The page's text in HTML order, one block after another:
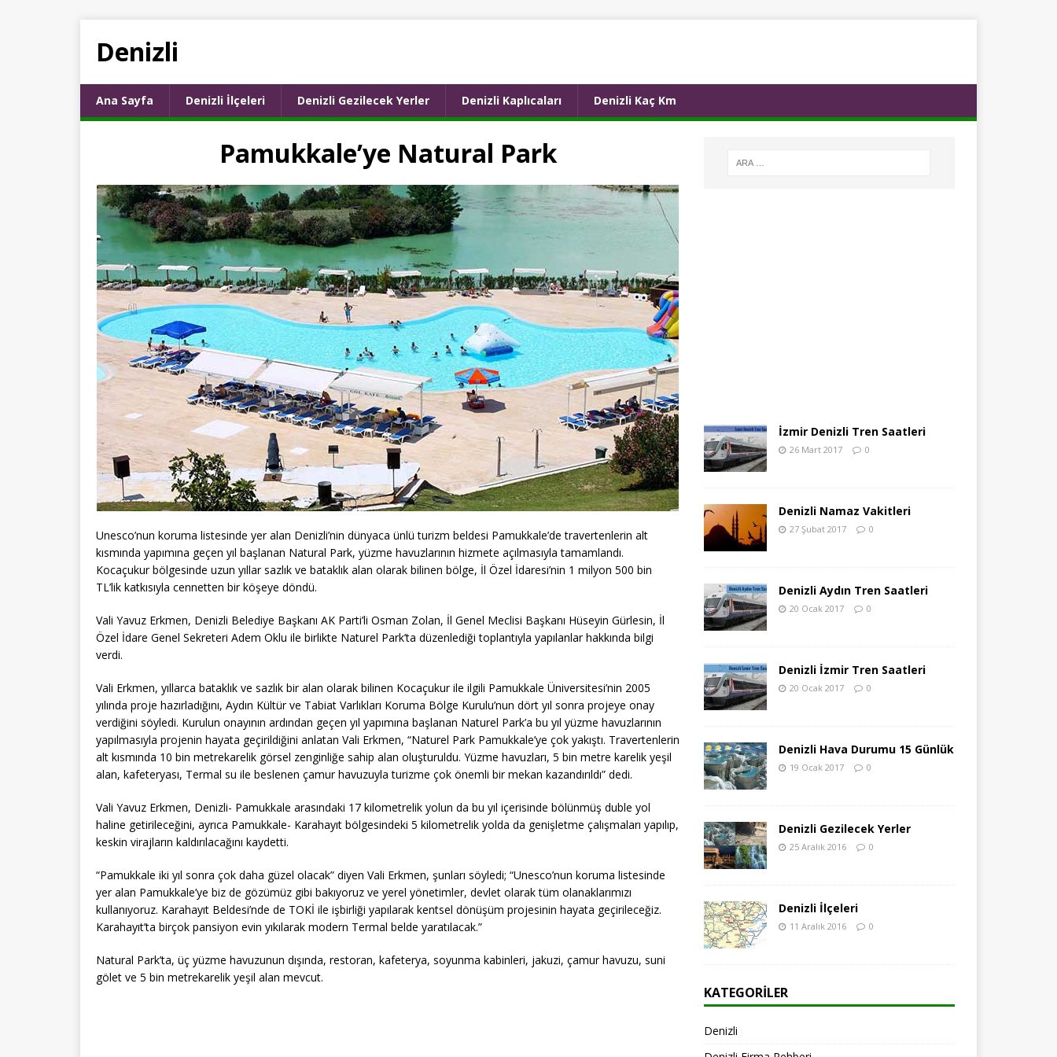
Denizli
Ana Sayfa Denizli İlçeleri Denizli Gezilecek Yerler Denizli Kaplıcaları Denizli Kaç Km
Pamukkale’ye Natural Park
Unesco’nun koruma listesinde yer alan Denizli’nin dünyaca ünlü turizm beldesi Pamukkale’de travertenlerin alt
kısmında yapımına geçen yıl başlanan Natural Park, yüzme havuzlarının hizmete açılmasıyla tamamlandı.
Kocaçukur bölgesinde uzun yıllar sazlık ve bataklık alan olarak bilinen bölge, İl Özel İdaresi’nin 1 milyon 500 bin
TL’lik katkısıyla cennetten bir köşeye döndü.
Vali Yavuz Erkmen, Denizli Belediye Başkanı AK Parti’li Osman Zolan, İl Genel Meclisi Başkanı Hüseyin Gürlesin, İl
Özel İdare Genel Sekreteri Adem Oklu ile birlikte Naturel Park’ta düzenlediği toplantıyla yapılanlar hakkında bilgi
verdi.
Vali Erkmen, yıllarca bataklık ve sazlık bir alan olarak bilinen Kocaçukur ile ilgili Pamukkale Üniversitesi’nin 2005
yılında proje hazırladığını, Aydın Kültür ve Tabiat Varlıkları Koruma Bölge Kurulu’nun dört yıl sonra projeye onay
verdiğini söyledi. Kurulun onayının ardından geçen yıl yapımına başlanan Naturel Park’a bu yıl yüzme havuzlarının
yapılmasıyla projenin hayata geçirildiğini anlatan Vali Erkmen, “Naturel Park Pamukkale’ye çok yakıştı. Travertenlerin
alt kısmında 10 bin metrekarelik görsel zenginliğe sahip alan oluşturuldu. Yüzme havuzları, 5 bin metre karelik yeşil
alan, kafeteryası, Termal su ile beslenen çamur havuzuyla turizme çok önemli bir mekan kazandırıldı” dedi.
Vali Yavuz Erkmen, Denizli- Pamukkale arasındaki 17 kilometrelik yolun da bu yıl içerisinde bölünmüş duble yol
haline getirileceğini, ayrıca Pamukkale- Karahayıt bölgesindeki 5 kilometrelik yolda da genişletme çalışmaları yapılıp,
keskin virajların kaldırılacağını kaydetti.
“Pamukkale iki yıl sonra çok daha güzel olacak” diyen Vali Erkmen, şunları söyledi; “Unesco’nun koruma listesinde
yer alan Pamukkale’ye biz de gözümüz gibi bakıyoruz ve yerel yönetimler, devlet olarak tüm olanaklarımızı
kullanıyoruz. Karahayıt Beldesi’nde de TOKİ ile işbirliği yapılarak kentsel dönüşüm projesinin hayata geçirileceğiz.
Karahayıt’ta birçok pansiyon evin yıkılarak modern Termal belde yaratılacak.”
Natural Park’ta, üç yüzme havuzunun dışında, restoran, kafeterya, soyunma kabinleri, jakuzi, çamur havuzu, suni
gölet ve 5 bin metrekarelik yeşil alan mevcut.
İzmir Denizli Tren Saatleri
26 Mart 2017 0
Denizli Namaz Vakitleri
27 Şubat 2017 0
Denizli Aydın Tren Saatleri
20 Ocak 2017 0
Denizli İzmir Tren Saatleri
20 Ocak 2017 0
Denizli Hava Durumu 15 Günlük
19 Ocak 2017 0
Denizli Gezilecek Yerler
25 Aralık 2016 0
Denizli İlçeleri
11 Aralık 2016 0
KATEGORILER
Denizli